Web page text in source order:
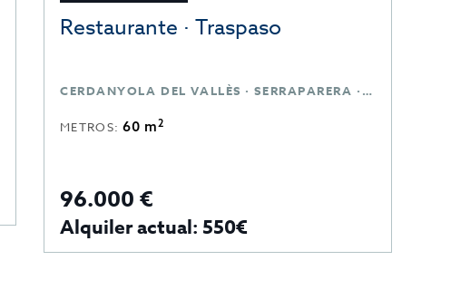
Restaurante · Traspaso
CERDANYOLA DEL VALLÈS · SERRAPARERA · BARCELONA
METROS:60 m2
96.000 €
Alquiler actual: 550€